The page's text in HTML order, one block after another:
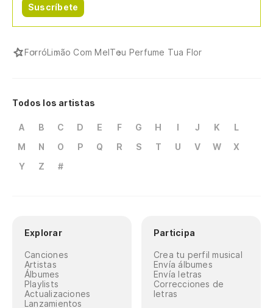
Suscríbete
ForróLimão Com MelTeu Perfume Tua Flor
Todos los artistas
A B C D E F G H I J K
L
M
N O P Q R S T U V W
X
Y
Z #
Explorar
Canciones
Artistas
Álbumes
Playlists
Actualizaciones
Lanzamientos
Participa
Crea tu perfil musical
Envía álbumes
Envía letras
Correcciones de
letras